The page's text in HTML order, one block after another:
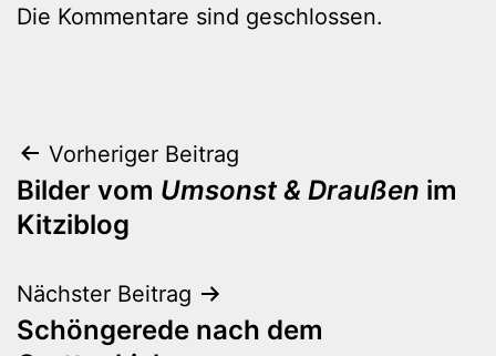
Die Kommentare sind geschlossen.
Beitragsnavigation
Vorheriger Beitrag
Bilder vom Umsonst & Draußen im
Kitziblog
Nächster Beitrag
Schöngerede nach dem